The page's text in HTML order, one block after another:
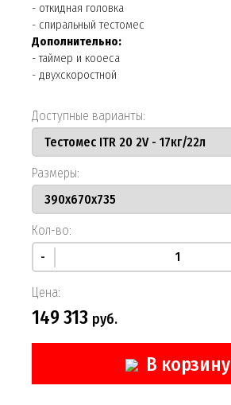
- откидная головка
- спиральный тестомес
Дополнительно:
- таймер и кооеса
- двухскоростной
Доступные варианты:
Размеры:
Кол-во:
-
Цена:
149 313 руб.
В корзину